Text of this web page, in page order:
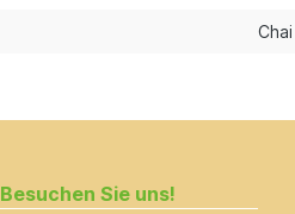
Besuchen Sie uns!